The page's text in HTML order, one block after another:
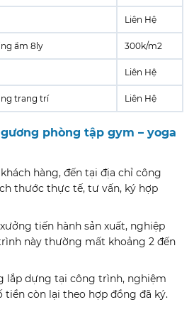
Liên Hệ
ẩm 8ly 300k/m2
Liên Hệ
trang trí Liên Hệ
phòng tập gym – yoga
hàng, đến tại địa chỉ công
thước thực tế, tư vấn, ký hợp
tiến hành sản xuất, nghiệp
này thường mất khoảng 2 đến
lắp dựng tại công trình, nghiệm
tiền còn lại theo hợp đồng đã ký.